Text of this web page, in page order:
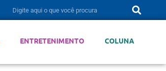
ENTRETENIMENTO COLUNA